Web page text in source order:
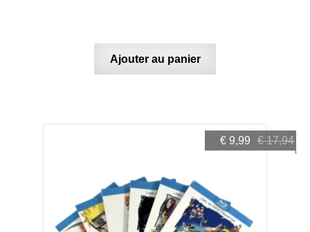
Ajouter au panier
€17,94
était :
€ 17,94.
€ 9,99
Le
est :
€ 9,99.